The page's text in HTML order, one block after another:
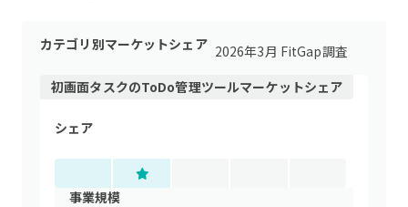
カテゴリ別マーケットシェア 2026年3月 FitGap調査
初画面タスクのToDo管理ツールマーケットシェア
シェア
事業規模